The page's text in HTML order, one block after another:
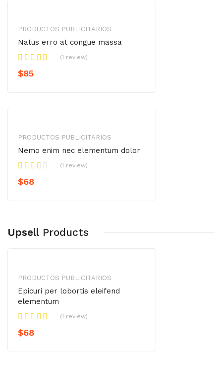
PRODUCTOS PUBLICITARIOS
Natus erro at congue massa
(1 review)
$85
PRODUCTOS PUBLICITARIOS
Nemo enim nec elementum dolor
(1 review)
$68
Upsell Products
PRODUCTOS PUBLICITARIOS
Epicuri per lobortis eleifend
elementum
(1 review)
$68